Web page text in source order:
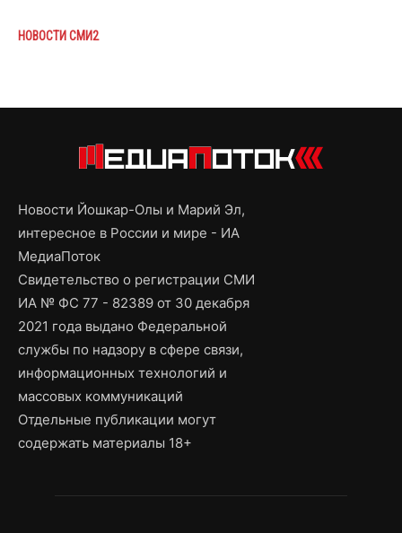
НОВОСТИ СМИ2
Новости Йошкар-Олы и Марий Эл,
интересное в России и мире - ИА
МедиаПоток
Свидетельство о регистрации СМИ
ИА № ФС 77 - 82389 от 30 декабря
2021 года выдано Федеральной
службы по надзору в сфере связи,
информационных технологий и
массовых коммуникаций
Отдельные публикации могут
содержать материалы 18+